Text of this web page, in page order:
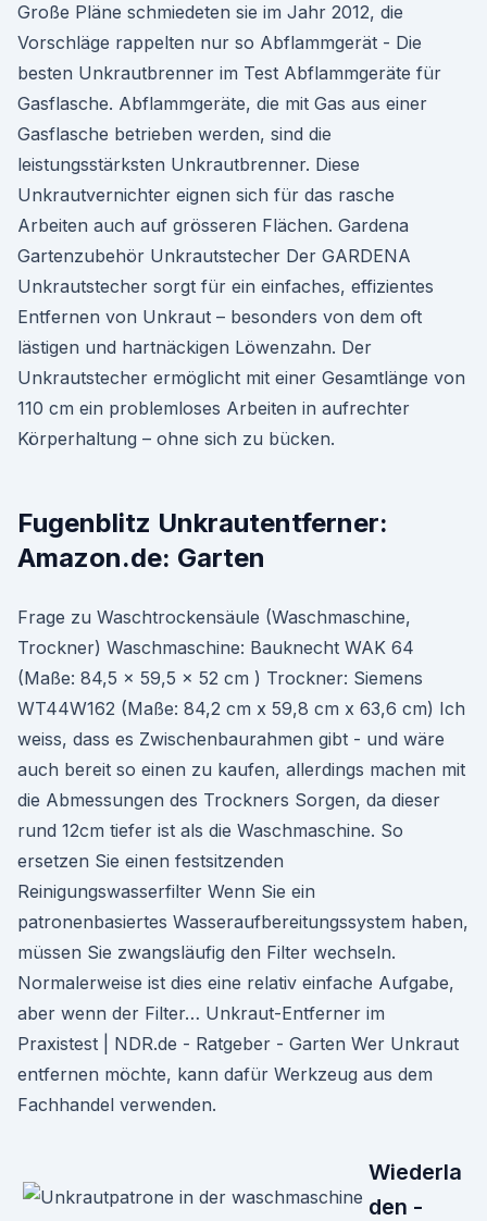
Große Pläne schmiedeten sie im Jahr 2012, die
Vorschläge rappelten nur so Abflammgerät - Die
besten Unkrautbrenner im Test Abflammgeräte für
Gasflasche. Abflammgeräte, die mit Gas aus einer
Gasflasche betrieben werden, sind die
leistungsstärksten Unkrautbrenner. Diese
Unkrautvernichter eignen sich für das rasche
Arbeiten auch auf grösseren Flächen. Gardena
Gartenzubehör Unkrautstecher Der GARDENA
Unkrautstecher sorgt für ein einfaches, effizientes
Entfernen von Unkraut – besonders von dem oft
lästigen und hartnäckigen Löwenzahn. Der
Unkrautstecher ermöglicht mit einer Gesamtlänge von
110 cm ein problemloses Arbeiten in aufrechter
Körperhaltung – ohne sich zu bücken.
Fugenblitz Unkrautentferner:
Amazon.de: Garten
Frage zu Waschtrockensäule (Waschmaschine,
Trockner) Waschmaschine: Bauknecht WAK 64
(Maße: 84,5 x 59,5 x 52 cm ) Trockner: Siemens
WT44W162 (Maße: 84,2 cm x 59,8 cm x 63,6 cm) Ich
weiss, dass es Zwischenbaurahmen gibt - und wäre
auch bereit so einen zu kaufen, allerdings machen mit
die Abmessungen des Trockners Sorgen, da dieser
rund 12cm tiefer ist als die Waschmaschine. So
ersetzen Sie einen festsitzenden
Reinigungswasserfilter Wenn Sie ein
patronenbasiertes Wasseraufbereitungssystem haben,
müssen Sie zwangsläufig den Filter wechseln.
Normalerweise ist dies eine relativ einfache Aufgabe,
aber wenn der Filter… Unkraut-Entferner im
Praxistest | NDR.de - Ratgeber - Garten Wer Unkraut
entfernen möchte, kann dafür Werkzeug aus dem
Fachhandel verwenden.
Wiederla
den -